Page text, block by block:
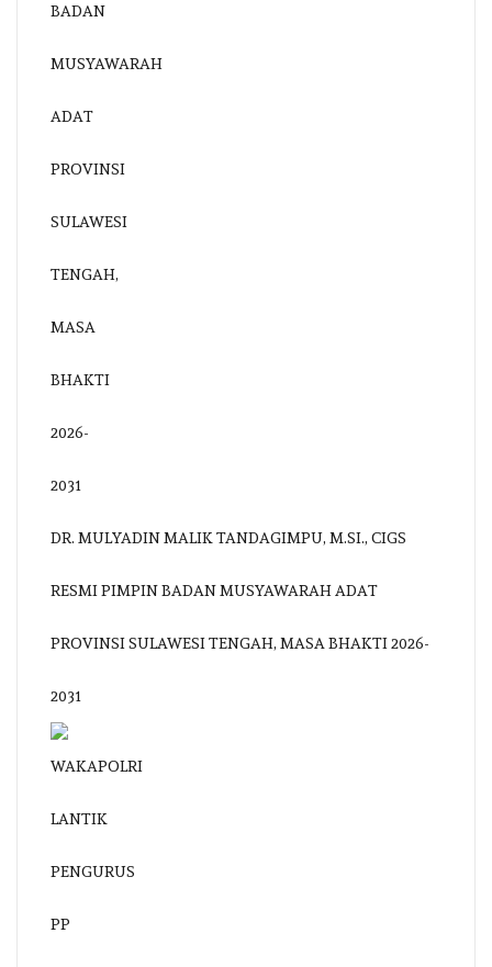
DR. MULYADIN MALIK TANDAGIMPU, M.SI., CIGS
RESMI PIMPIN BADAN MUSYAWARAH ADAT
PROVINSI SULAWESI TENGAH, MASA BHAKTI 2026-
2031